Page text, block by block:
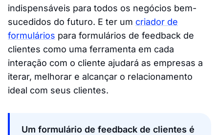
indispensáveis para todos os negócios bem-
sucedidos do futuro. E ter um criador de
formulários para formulários de feedback de
clientes como uma ferramenta em cada
interação com o cliente ajudará as empresas a
iterar, melhorar e alcançar o relacionamento
ideal com seus clientes.
Um formulário de feedback de clientes é